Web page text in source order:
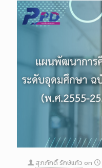
สุภภักดิ์ รักษ์แก้ว on